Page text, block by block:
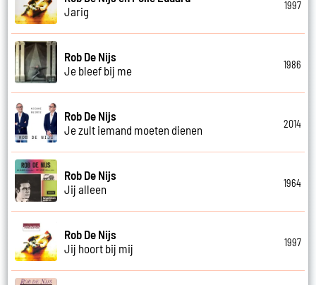
Jarig
1997
Rob De Nijs
Je bleef bij me
1986
Rob De Nijs
Je zult iemand moeten dienen
2014
Rob De Nijs
Jij alleen
1964
Rob De Nijs
Jij hoort bij mij
1997